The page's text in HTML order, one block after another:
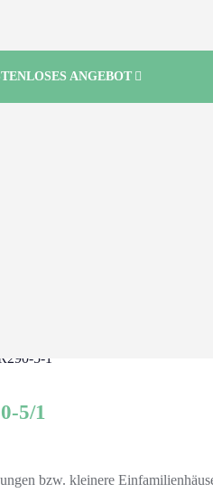
ANGEBOT
5/1
bzw. kleinere